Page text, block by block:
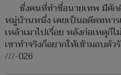
ซึ่งคนที่ทำชื่อนายเทพ มีศัก
หมู่บ้านหนึ่ง เคยเป็นอดีตทหา
เหล้าเมาไปเรื่อย หลังก่อเหตุก็
เขาทำจริงก็อยากให้เข้ามอบตั
///-026